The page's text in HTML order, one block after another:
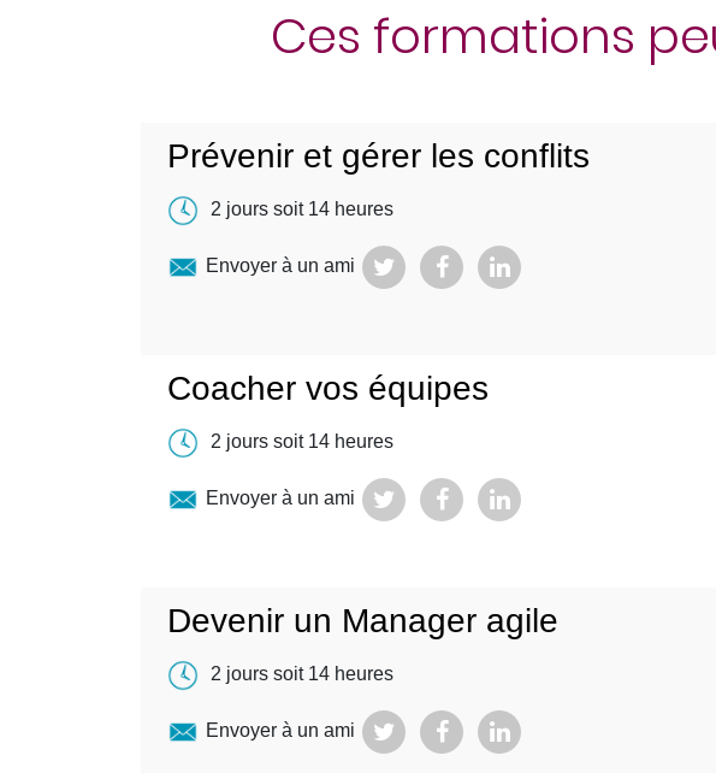
Ces formations
Prévenir et gérer les conflits
2 jours soit 14 heures
Envoyer à un ami
Coacher vos équipes
2 jours soit 14 heures
Envoyer à un ami
Devenir un Manager agile
2 jours soit 14 heures
Envoyer à un ami